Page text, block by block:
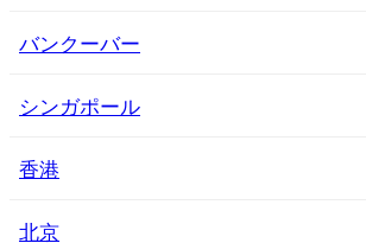
バンクーバー
シンガポール
香港
北京